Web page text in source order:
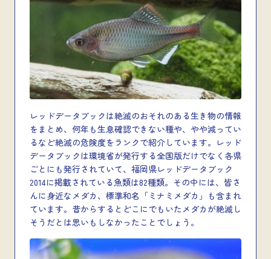
レッドデータブックは絶滅のおそれのある生き物の情報
をまとめ、何年も生息確認できない種や、やや減ってい
るなど絶滅の危険度をランクで紹介しています。レッド
データブックは環境省が発行する全国版だけでなく各県
ごとにも発行されていて、福岡県レッドデータブック
2014に掲載されている魚類は82種類。その中には、皆さ
んに身近なメダカ、標準和名「ミナミメダカ」も含まれ
ています。昔からするとどこにでもいたメダカが絶滅し
そうだとは思いもしなかったことでしょう。